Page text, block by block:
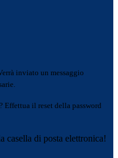
inviato un messaggio
Effettua il reset della password
casella di posta elettronica!